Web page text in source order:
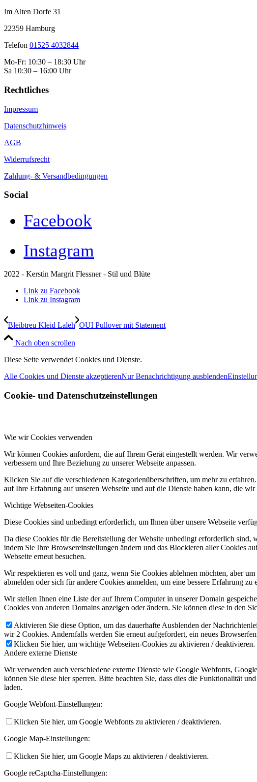
Im Alten Dorfe 31
22359 Hamburg
Telefon 01525 4032844
Mo-Fr: 10:30 – 18:30 Uhr
Sa 10:30 – 16:00 Uhr
Rechtliches
Impressum
Datenschutzhinweis
AGB
Widerrufsrecht
Zahlung- & Versandbedingungen
Social
Facebook
Instagram
2022 - Kerstin Margrit Flessner - Stil und Blüte
Link zu Facebook
Link zu Instagram
Bleibtreu Kleid Laleh OUI Pullover mit Statement
Nach oben scrollen
Diese Seite verwendet Cookies und Dienste.
Alle Cookies und Dienste akzeptierenNur Benachrichtigung ausblenden
Cookie- und Datenschutzeinstellungen
Wie wir Cookies verwenden
Wir können Cookies anfordern, die auf Ihrem Gerät eingestellt werden. Wir
verbessern und Ihre Beziehung zu unserer Webseite anpassen.
Klicken Sie auf die verschiedenen Kategorienüberschriften, um mehr zu
auf Ihre Erfahrung auf unseren Webseite und auf die Dienste haben kann, die wir
Wichtige Webseiten-Cookies
Diese Cookies sind unbedingt erforderlich, um Ihnen über unsere Webseite
Da diese Cookies für die Bereitstellung der Website unbedingt erforderlich
indem Sie Ihre Browsereinstellungen ändern und das Blockieren aller Cookies
Webseite erneut besuchen.
Wir respektieren es voll und ganz, wenn Sie Cookies ablehnen möchten, aber
abmelden oder sich für andere Cookies anmelden, um eine bessere Erfahrung
Wir stellen Ihnen eine Liste der auf Ihrem Computer in unserer Domain
Cookies von anderen Domains anzeigen oder ändern. Sie können diese in den
Aktivieren Sie diese Option, um das dauerhafte Ausblenden der
wir 2 Cookies. Andernfalls werden Sie erneut aufgefordert, ein neues
Klicken Sie hier, um wichtige Webseiten-Cookies zu aktivieren / deaktivieren.
Andere externe Dienste
Wir verwenden auch verschiedene externe Dienste wie Google Webfonts,
können Sie diese hier sperren. Bitte beachten Sie, dass dies die Funktionalität
laden.
Google Webfont-Einstellungen:
Klicken Sie hier, um Google Webfonts zu aktivieren / deaktivieren.
Google Map-Einstellungen:
Klicken Sie hier, um Google Maps zu aktivieren / deaktivieren.
Google reCaptcha-Einstellungen: